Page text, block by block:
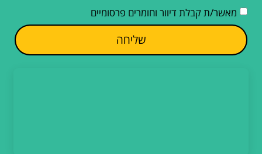
מאשר/ת קבלת דיוור וחומרים פרסומיים
שליחה